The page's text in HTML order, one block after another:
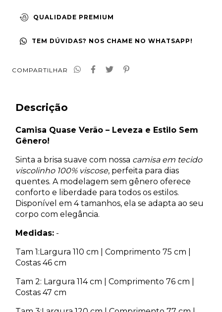
QUALIDADE PREMIUM
TEM DÚVIDAS? NOS CHAME NO WHATSAPP!
COMPARTILHAR
Descrição
Camisa Quase Verão – Leveza e Estilo Sem
Gênero!
Sinta a brisa suave com nossa camisa em tecido
viscolinho 100% viscose, perfeita para dias
quentes. A modelagem sem gênero oferece
conforto e liberdade para todos os estilos.
Disponível em 4 tamanhos, ela se adapta ao seu
corpo com elegância.
Medidas: -
Tam 1:Largura 110 cm | Comprimento 75 cm |
Costas 46 cm
Tam 2: Largura 114 cm | Comprimento 76 cm |
Costas 47 cm